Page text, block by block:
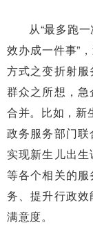
从“最多跑
效办成一件事”
方式之变折射
群众之所想，
合并。比如，新
政务服务部门联
实现新生儿出
等各个相关的
务、提升行政
满意度。